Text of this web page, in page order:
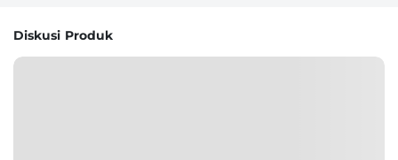
Diskusi Produk